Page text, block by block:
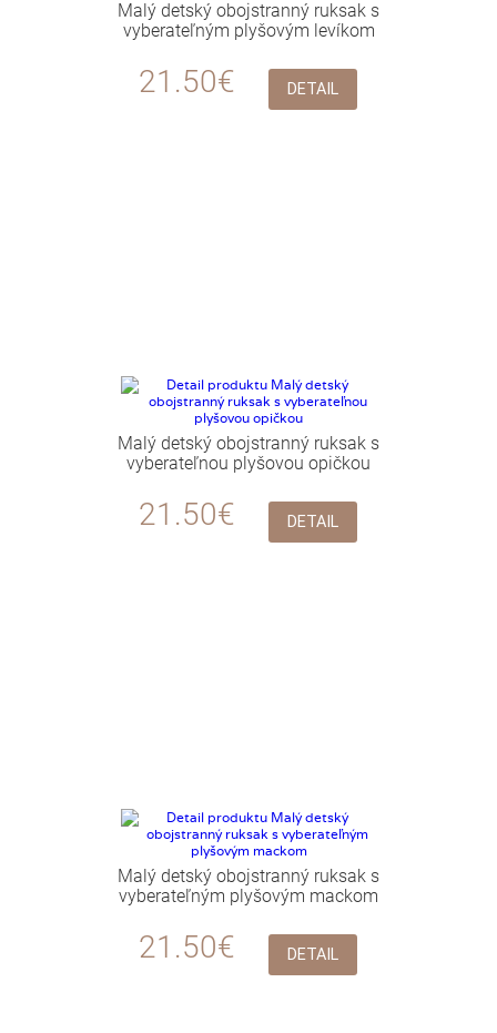
Malý detský obojstranný ruksak s
vyberateľným plyšovým levíkom
21.50€ DETAIL
Malý detský obojstranný ruksak s
vyberateľnou plyšovou opičkou
21.50€ DETAIL
Malý detský obojstranný ruksak s
vyberateľným plyšovým mackom
21.50€ DETAIL